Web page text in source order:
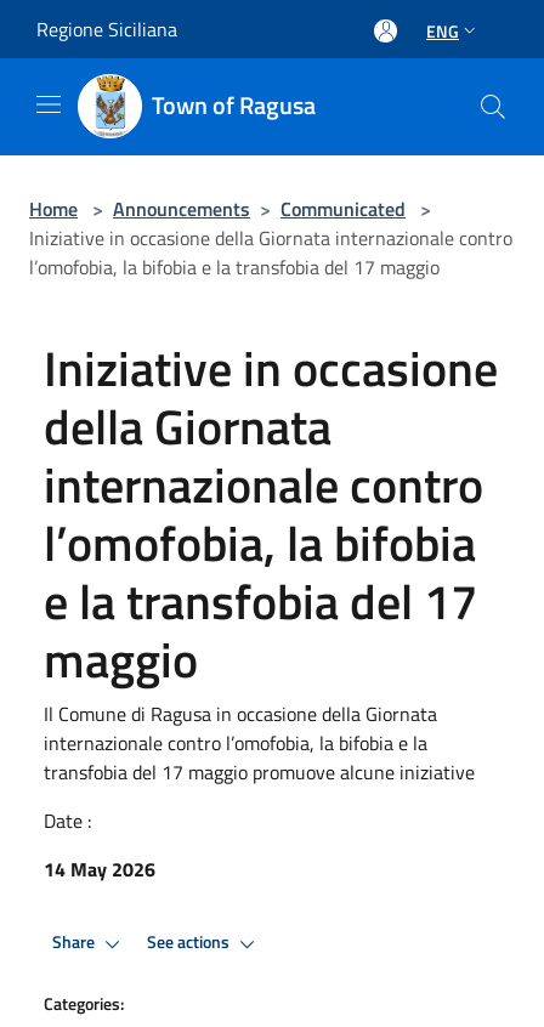
Regione Siciliana ENG
Town of Ragusa
Home > Announcements > Communicated >
Iniziative in occasione della Giornata internazionale contro
l’omofobia, la bifobia e la transfobia del 17 maggio
Iniziative in occasione
della Giornata
internazionale contro
l’omofobia, la bifobia
e la transfobia del 17
maggio
Il Comune di Ragusa in occasione della Giornata
internazionale contro l’omofobia, la bifobia e la
transfobia del 17 maggio promuove alcune iniziative
Date :
14 May 2026
Share See actions
Categories: